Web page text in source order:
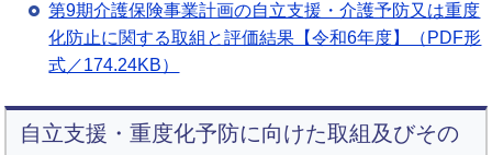
第9期介護保険事業計画の自立支援・介護予防又は重度
化防止に関する取組と評価結果【令和6年度】（PDF形
式／174.24KB）
自立支援・重度化予防に向けた取組及びその